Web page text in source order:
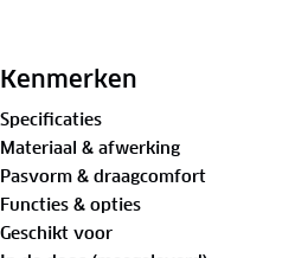
van een comfortabele,
buitenzool zorgt voor grip en
schoen uitgerust met een
natte weersomstandigheden.
Of je nu een bergpad
Kenmerken
Specificaties
Materiaal & afwerking
Pasvorm & draagcomfort
Functies & opties
Geschikt voor